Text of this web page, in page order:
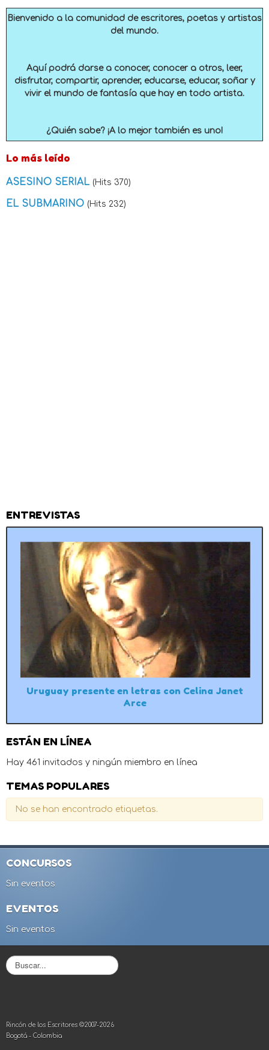
Bienvenido a la comunidad de escritores, poetas y artistas
del mundo.
Aquí podrá darse a conocer, conocer a otros, leer,
disfrutar, compartir, aprender, educarse, educar, soñar y
vivir el mundo de fantasía que hay en todo artista.
¿Quién sabe? ¡A lo mejor también es uno!
Lo más leído
ASESINO SERIAL (Hits 370)
EL SUBMARINO (Hits 232)
ENTREVISTAS
Uruguay presente en letras con Celina Janet
Arce
ESTÁN EN LÍNEA
Hay 461 invitados y ningún miembro en línea
TEMAS POPULARES
No se han encontrado etiquetas.
CONCURSOS
Sin eventos
EVENTOS
Sin eventos
B
u
r
.
Rincón de los Escritores ©2007-2026
Bogotá - Colombia